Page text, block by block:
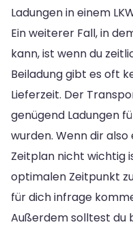
Ladungen in einem
Ein weiterer Fall, in
kann, ist wenn du
Beiladung gibt es oft
Lieferzeit. Der
genügend Ladungen
wurden. Wenn dir
Zeitplan nicht wichtig
optimalen Zeitpunkt
für dich infrage
Außerdem solltest du